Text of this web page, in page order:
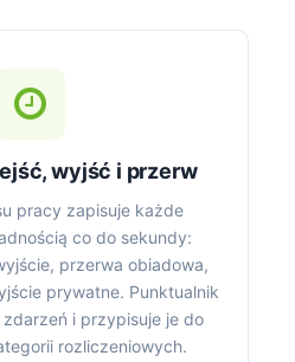
wyjść i przerw
pracy zapisuje każde
co do sekundy:
przerwa obiadowa,
prywatne. Punktualnik
i przypisuje je do
rozliczeniowych.